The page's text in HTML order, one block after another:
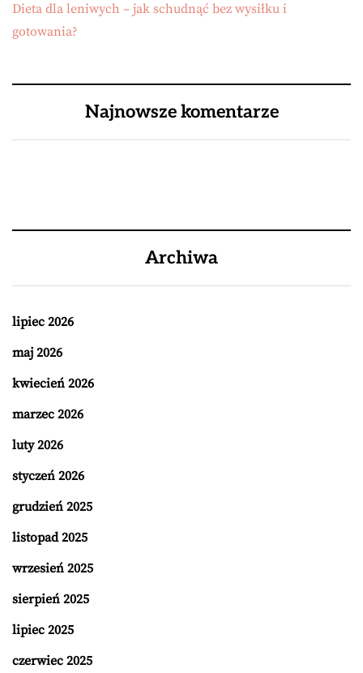
Dieta dla leniwych – jak schudnąć bez wysiłku i
gotowania?
Najnowsze komentarze
Archiwa
lipiec 2026
maj 2026
kwiecień 2026
marzec 2026
luty 2026
styczeń 2026
grudzień 2025
listopad 2025
wrzesień 2025
sierpień 2025
lipiec 2025
czerwiec 2025